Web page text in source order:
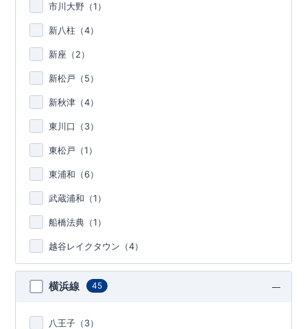
市川大野（1）
新八柱（4）
新座（2）
新松戸（5）
新秋津（4）
東川口（3）
東松戸（1）
東浦和（6）
武蔵浦和（1）
船橋法典（1）
越谷レイクタウン（4）
横浜線 45
八王子（3）